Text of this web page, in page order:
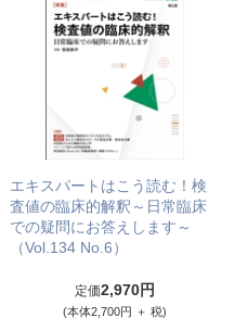
エキスパートはこう読む！検
査値の臨床的解釈～日常臨床
での疑問にお答えします～
（Vol.134 No.6）
定価2,970円
(本体2,700円 ＋ 税)